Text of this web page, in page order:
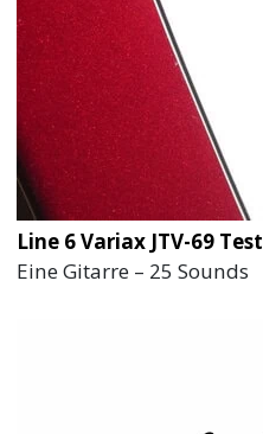
Line 6 Variax JTV-69 Test
Eine Gitarre – 25 Sounds